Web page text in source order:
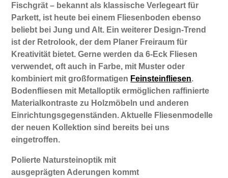
Fischgrät – bekannt als klassische Verlegeart für
Parkett, ist heute bei einem Fliesenboden ebenso
beliebt bei Jung und Alt. Ein weiterer Design-Trend
ist der Retrolook, der dem Planer Freiraum für
Kreativität bietet. Gerne werden da 6-Eck Fliesen
verwendet, oft auch in Farbe, mit Muster oder
kombiniert mit großformatigen Feinsteinfliesen.
Bodenfliesen mit Metalloptik ermöglichen raffinierte
Materialkontraste zu Holzmöbeln und anderen
Einrichtungsgegenständen. Aktuelle Fliesenmodelle
der neuen Kollektion sind bereits bei uns
eingetroffen.
Polierte Natursteinoptik mit
ausgeprägten Aderungen kommt